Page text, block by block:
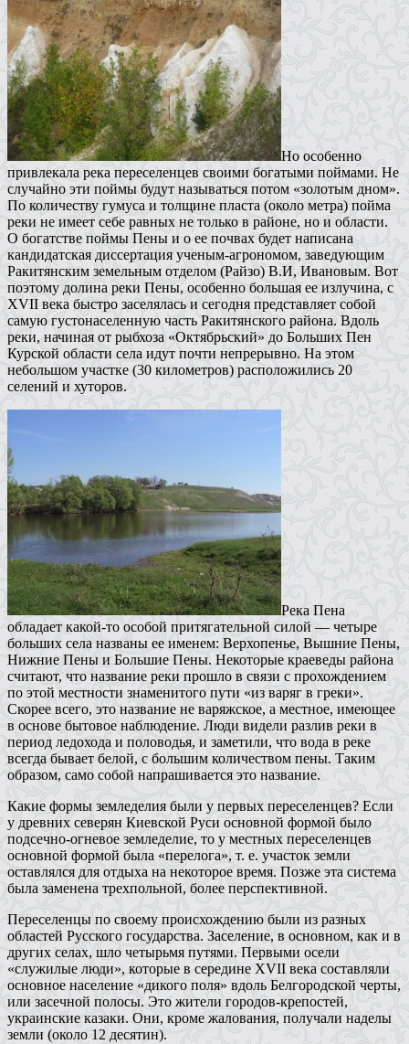
Но особенно
привлекала река переселенцев своими богатыми поймами. Не
случайно эти поймы будут называться потом «золотым дном».
По количеству гумуса и толщине пласта (около метра) пойма
реки не имеет себе равных не только в районе, но и области.
О богатстве поймы Пены и о ее почвах будет написана
кандидатская диссертация ученым-агрономом, заведующим
Ракитянским земельным отделом (Райзо) В.И, Ивановым. Вот
поэтому долина реки Пены, особенно большая ее излучина, с
XVII века быстро заселялась и сегодня представляет собой
самую густонаселенную часть Ракитянского района. Вдоль
реки, начиная от рыбхоза «Октябрьский» до Больших Пен
Курской области села идут почти непрерывно. На этом
небольшом участке (30 километров) расположились 20
селений и хуторов.
Река Пена
обладает какой-то особой притягательной силой — четыре
больших села названы ее именем: Верхопенье, Вышние Пены,
Нижние Пены и Большие Пены. Некоторые краеведы района
считают, что название реки прошло в связи с прохождением
по этой местности знаменитого пути «из варяг в греки».
Скорее всего, это название не варяжское, а местное, имеющее
в основе бытовое наблюдение. Люди видели разлив реки в
период ледохода и половодья, и заметили, что вода в реке
всегда бывает белой, с большим количеством пены. Таким
образом, само собой напрашивается это название.
Какие формы земледелия были у первых переселенцев? Если
у древних северян Киевской Руси основной формой было
подсечно-огневое земледелие, то у местных переселенцев
основной формой была «перелога», т. е. участок земли
оставлялся для отдыха на некоторое время. Позже эта система
была заменена трехпольной, более перспективной.
Переселенцы по своему происхождению были из разных
областей Русского государства. Заселение, в основном, как и в
других селах, шло четырьмя путями. Первыми осели
«служилые люди», которые в середине XVII века составляли
основное население «дикого поля» вдоль Белгородской черты,
или засечной полосы. Это жители городов-крепостей,
украинские казаки. Они, кроме жалования, получали наделы
земли (около 12 десятин).